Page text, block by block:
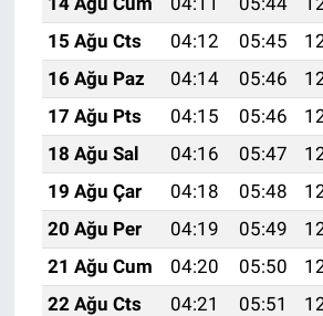
15 Ağu Cts
04:12 05:45
16 Ağu Paz
04:14 05:46
17 Ağu Pts
04:15 05:46
18 Ağu Sal
04:16 05:47
19 Ağu Çar
04:18 05:48
20 Ağu Per
04:19 05:49
21 Ağu Cum
04:20 05:50
22 Ağu Cts
04:21 05:51